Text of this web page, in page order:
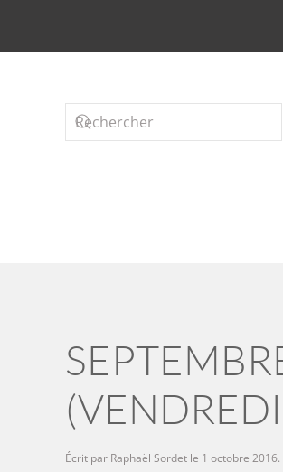
Passer au contenu principal
Écrit par Raphaël Sordet le 1 octobre 2016